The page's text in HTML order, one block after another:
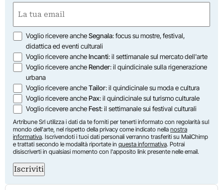
First
(Required)
Opzioni
Voglio ricevere ancheSegnala: focus su mostre, festival,
didattica ed eventi culturali
Voglio ricevere ancheIncanti: il settimanale sul mercato dell'arte
Voglio ricevere ancheRender: il quindicinale sulla rigenerazione
urbana
Voglio ricevere ancheTailor: il quindicinale su moda e cultura
Voglio ricevere anchePax: il quindicinale sul turismo culturale
Voglio ricevere ancheFest: il settimanale sui festival culturali
Artribune Srl utilizza i dati da te forniti per tenerti informato con regolarità sul
mondo dell'arte, nel rispetto della privacy come indicato nella nostra
informativa. Iscrivendoti i tuoi dati personali verranno trasferiti su MailChimp
e trattati secondo le modalità riportate in questa informativa. Potrai
disiscriverti in qualsiasi momento con l'apposito link presente nelle email.
Iscriviti